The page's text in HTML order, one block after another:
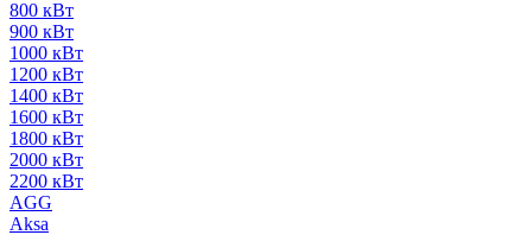
800 кВт
900 кВт
1000 кВт
1200 кВт
1400 кВт
1600 кВт
1800 кВт
2000 кВт
2200 кВт
AGG
Aksa